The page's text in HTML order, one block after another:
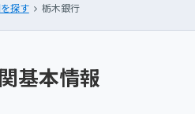
探す 栃木銀行
基本情報